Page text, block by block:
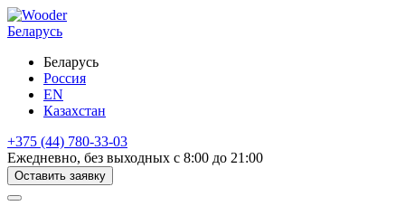
Беларусь
Беларусь
Россия
EN
Казахстан
+375 (44) 780-33-03
Ежедневно, без выходных с 8:00 до 21:00
Оставить заявку